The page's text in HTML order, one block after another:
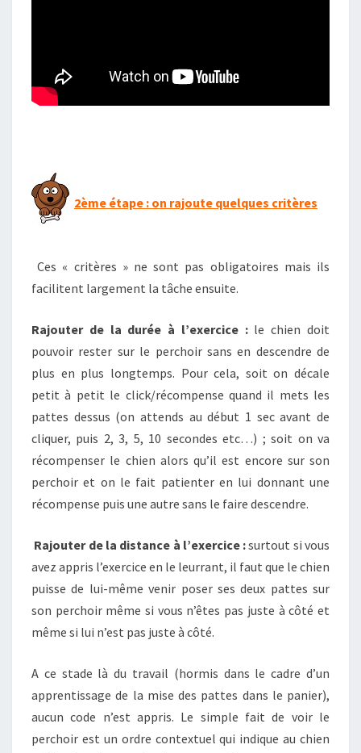
2ème étape : on rajoute quelques critères
Ces « critères » ne sont pas obligatoires mais ils
facilitent largement la tâche ensuite.
Rajouter de la durée à l’exercice :le chien doit
pouvoir rester sur le perchoir sans en descendre de
plus en plus longtemps. Pour cela, soit on décale
petit à petit le click/récompense quand il mets les
pattes dessus (on attends au début 1 sec avant de
cliquer, puis 2, 3, 5, 10 secondes etc…) ; soit on va
récompenser le chien alors qu’il est encore sur son
perchoir et on le fait patienter en lui donnant une
récompense puis une autre sans le faire descendre.
Rajouter de la distance à l’exercice :surtout si vous
avez appris l’exercice en le leurrant, il faut que le chien
puisse de lui-même venir poser ses deux pattes sur
son perchoir même si vous n’êtes pas juste à côté et
même si lui n’est pas juste à côté.
A ce stade là du travail (hormis dans le cadre d’un
apprentissage de la mise des pattes dans le panier),
aucun code n’est appris. Le simple fait de voir le
perchoir est un ordre contextuel qui indique au chien